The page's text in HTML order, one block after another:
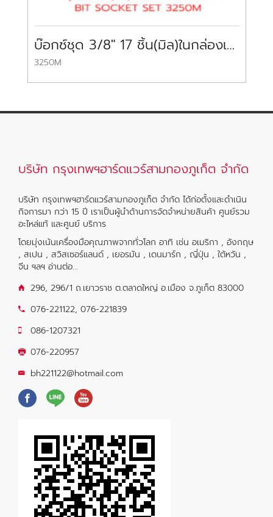
บ๊อกซ์ชุด 3/8″ 17 ชิ้น(มิล)ในกล่องเหล็ก SOCKET SET KOKEN
3250M
บริษัท กรุงเทพฯฮาร์ดแวร์สามกองภูเก็ต จำกัด
บริษัท กรุงเทพฯฮาร์ดแวร์สามกองภูเก็ต จำกัด ได้ก่อตั้งและดำเนิน
กิจการมา กว่า 15 ปี เราเป็นผู้นำด้านการจัดจำหน่ายสินค้า ศูนย์รวม
อะไหล่แท้ และศูนย์ บริการ
โดยมุ่งเน้นเครื่องมือคุณภาพจากทั่วโลก อาทิ เช่น อเมริกา , อังกฤษ
, สเปน , สวิสเซอร์แลนด์ , เยอรมัน , เดนมาร์ก , ญี่ปุ่น , ใต้หวัน ,
จีน ฯลฯ อ่านต่อ...
296, 296/1 ถ.เยาวราช ต.ตลาดใหญ่ อ.เมือง จ.ภูเก็ต 83000
076-221122, 076-221839
086-1207321
076-220957
bh221122@hotmail.com